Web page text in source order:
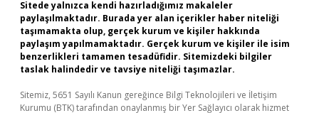
Sitede yalnızca kendi hazırladığımız makaleler
paylaşılmaktadır. Burada yer alan içerikler haber niteliği
taşımamakta olup, gerçek kurum ve kişiler hakkında
paylaşım yapılmamaktadır. Gerçek kurum ve kişiler ile isim
benzerlikleri tamamen tesadüfidir. Sitemizdeki bilgiler
taslak halindedir ve tavsiye niteliği taşımazlar.
Sitemiz, 5651 Sayılı Kanun gereğince Bilgi Teknolojileri ve İletişim
Kurumu (BTK) tarafından onaylanmış bir Yer Sağlayıcı olarak hizmet